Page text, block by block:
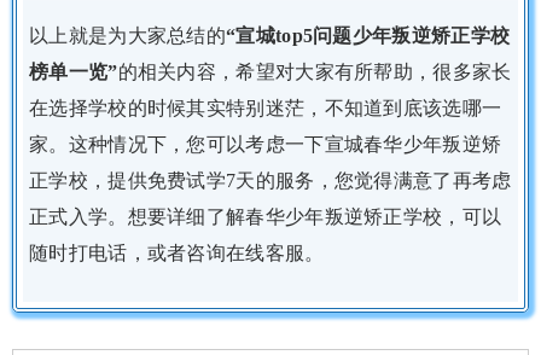
以上就是为大家总结的“宣城top5问题少年叛逆矫正学校
榜单一览”的相关内容，希望对大家有所帮助，很多家长
在选择学校的时候其实特别迷茫，不知道到底该选哪一
家。这种情况下，您可以考虑一下宣城春华少年叛逆矫
正学校，提供免费试学7天的服务，您觉得满意了再考虑
正式入学。想要详细了解春华少年叛逆矫正学校，可以
随时打电话，或者咨询在线客服。